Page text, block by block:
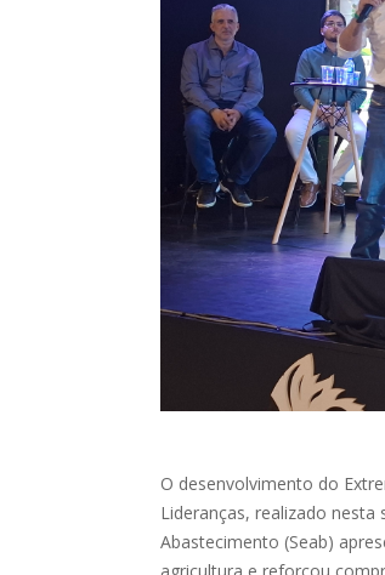
O desenvolvimento do
Lideranças, realizado nesta
Abastecimento (Seab)